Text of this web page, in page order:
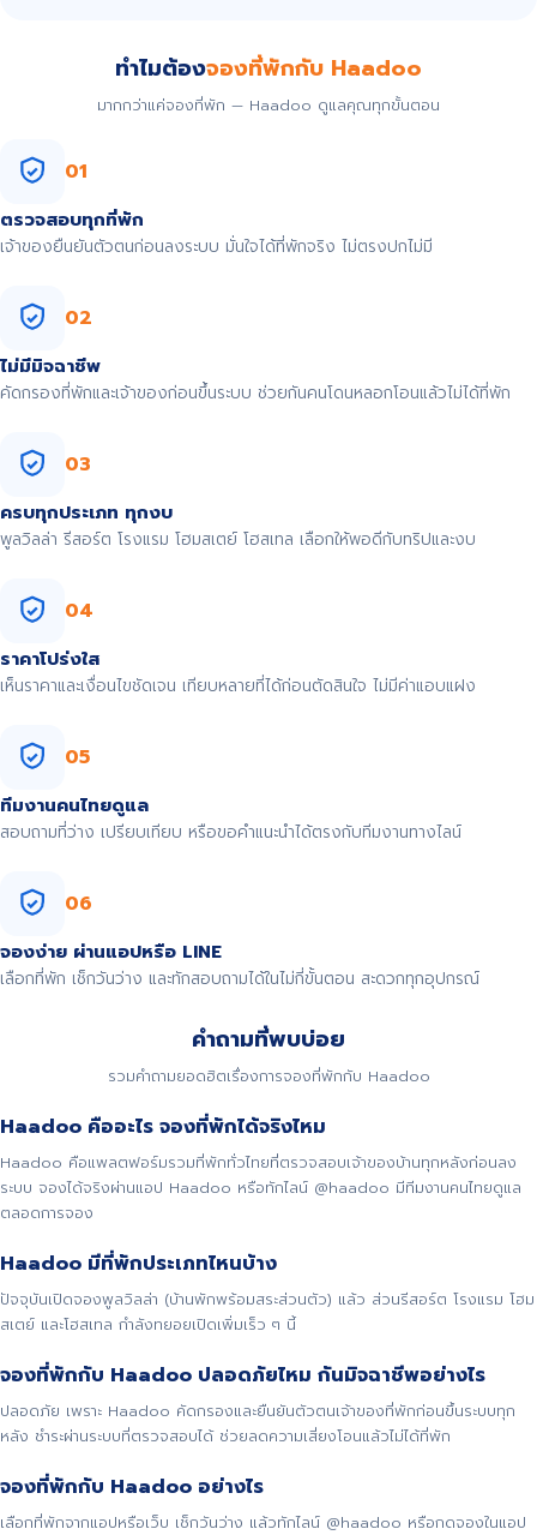
ทำไมต้องจองที่พักกับ Haadoo
มากกว่าแค่จองที่พัก — Haadoo ดูแลคุณทุกขั้นตอน
01
ตรวจสอบทุกที่พัก
เจ้าของยืนยันตัวตนก่อนลงระบบ มั่นใจได้ที่พักจริง ไม่ตรงปกไม่มี
02
ไม่มีมิจฉาชีพ
คัดกรองที่พักและเจ้าของก่อนขึ้นระบบ ช่วยกันคนโดนหลอกโอนแล้วไม่ได้ที่พัก
03
ครบทุกประเภท ทุกงบ
พูลวิลล่า รีสอร์ต โรงแรม โฮมสเตย์ โฮสเทล เลือกให้พอดีกับทริปและงบ
04
ราคาโปร่งใส
เห็นราคาและเงื่อนไขชัดเจน เทียบหลายที่ได้ก่อนตัดสินใจ ไม่มีค่าแอบแฝง
05
ทีมงานคนไทยดูแล
สอบถามที่ว่าง เปรียบเทียบ หรือขอคำแนะนำได้ตรงกับทีมงานทางไลน์
06
จองง่าย ผ่านแอปหรือ LINE
เลือกที่พัก เช็กวันว่าง และทักสอบถามได้ในไม่กี่ขั้นตอน สะดวกทุกอุปกรณ์
คำถามที่พบบ่อย
รวมคำถามยอดฮิตเรื่องการจองที่พักกับ Haadoo
Haadoo คืออะไร จองที่พักได้จริงไหม
Haadoo คือแพลตฟอร์มรวมที่พักทั่วไทยที่ตรวจสอบเจ้าของบ้านทุกหลังก่อนลง
ระบบ จองได้จริงผ่านแอป Haadoo หรือทักไลน์ @haadoo มีทีมงานคนไทยดูแล
ตลอดการจอง
Haadoo มีที่พักประเภทไหนบ้าง
ปัจจุบันเปิดจองพูลวิลล่า (บ้านพักพร้อมสระส่วนตัว) แล้ว ส่วนรีสอร์ต โรงแรม โฮม
สเตย์ และโฮสเทล กำลังทยอยเปิดเพิ่มเร็ว ๆ นี้
จองที่พักกับ Haadoo ปลอดภัยไหม กันมิจฉาชีพอย่างไร
ปลอดภัย เพราะ Haadoo คัดกรองและยืนยันตัวตนเจ้าของที่พักก่อนขึ้นระบบทุก
หลัง ชำระผ่านระบบที่ตรวจสอบได้ ช่วยลดความเสี่ยงโอนแล้วไม่ได้ที่พัก
จองที่พักกับ Haadoo อย่างไร
เลือกที่พักจากแอปหรือเว็บ เช็กวันว่าง แล้วทักไลน์ @haadoo หรือกดจองในแอป